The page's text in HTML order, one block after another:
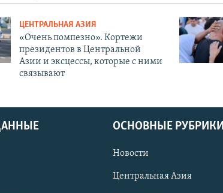
ЦЕНТРАЛЬНАЯ АЗИЯ
«Очень помпезно». Кортежи
президентов в Центральной
Азии и эксцессы, которые с ними
связывают
ОСНОВНЫЕ РУБРИКИ
Новости
Центральная Азия